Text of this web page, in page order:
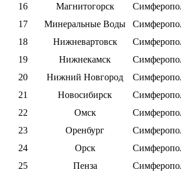
16
Магнитогорск
17
Минеральные Воды
18
Нижневартовск
19
Нижнекамск
20
Нижний Новгород
21
Новосибирск
22
Омск
23
Оренбург
24
Орск
25
Пенза